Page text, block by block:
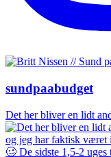
sundpaabudget
Det her bliver en lidt